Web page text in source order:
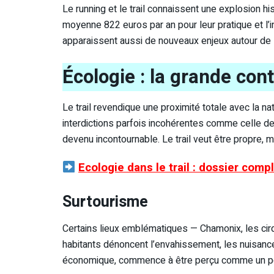
Le running et le trail connaissent une explosion
moyenne 822 euros par an pour leur pratique et
apparaissent aussi de nouveaux enjeux autour
Écologie : la grande
Le trail revendique une proximité totale avec la
interdictions parfois incohérentes comme celle
devenu incontournable. Le trail veut être propre,
Ecologie dans le trail : dossier
Surtourisme
Certains lieux emblématiques — Chamonix, les
habitants dénoncent l’envahissement, les
économique, commence à être perçu comme un